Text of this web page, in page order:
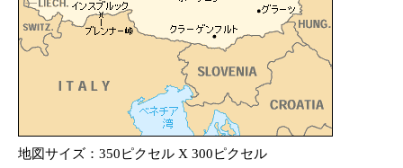
地図サイズ：350ピクセル X 300ピクセル